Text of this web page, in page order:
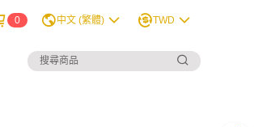
0 中文 (繁體) TWD